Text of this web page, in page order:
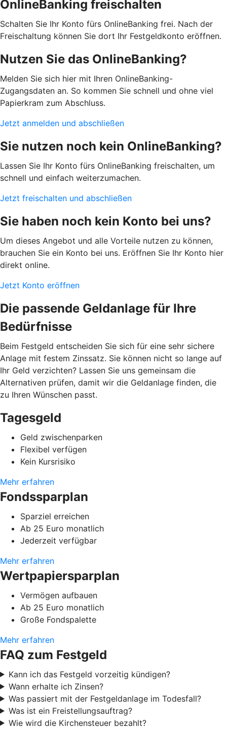
OnlineBanking freischalten
Schalten Sie Ihr Konto fürs OnlineBanking frei. Nach der
Freischaltung können Sie dort Ihr Festgeldkonto eröffnen.
Nutzen Sie das OnlineBanking?
Melden Sie sich hier mit Ihren OnlineBanking-
Zugangsdaten an. So kommen Sie schnell und ohne viel
Papierkram zum Abschluss.
Jetzt anmelden und abschließen
Sie nutzen noch kein OnlineBanking?
Lassen Sie Ihr Konto fürs OnlineBanking freischalten, um
schnell und einfach weiterzumachen.
Jetzt freischalten und abschließen
Sie haben noch kein Konto bei uns?
Um dieses Angebot und alle Vorteile nutzen zu können,
brauchen Sie ein Konto bei uns. Eröffnen Sie Ihr Konto hier
direkt online.
Jetzt Konto eröffnen
Die passende Geldanlage für Ihre
Bedürfnisse
Beim Festgeld entscheiden Sie sich für eine sehr sichere
Anlage mit festem Zinssatz. Sie können nicht so lange auf
Ihr Geld verzichten? Lassen Sie uns gemeinsam die
Alternativen prüfen, damit wir die Geldanlage finden, die
zu Ihren Wünschen passt.
Tagesgeld
Geld zwischenparken
Flexibel verfügen
Kein Kursrisiko
Mehr erfahren
Fondssparplan
Sparziel erreichen
Ab 25 Euro monatlich
Jederzeit verfügbar
Mehr erfahren
Wertpapiersparplan
Vermögen aufbauen
Ab 25 Euro monatlich
Große Fondspalette
Mehr erfahren
FAQ zum Festgeld
Kann ich das Festgeld vorzeitig kündigen?
Wann erhalte ich Zinsen?
Was passiert mit der Festgeldanlage im Todesfall?
Was ist ein Freistellungsauftrag?
Wie wird die Kirchensteuer bezahlt?